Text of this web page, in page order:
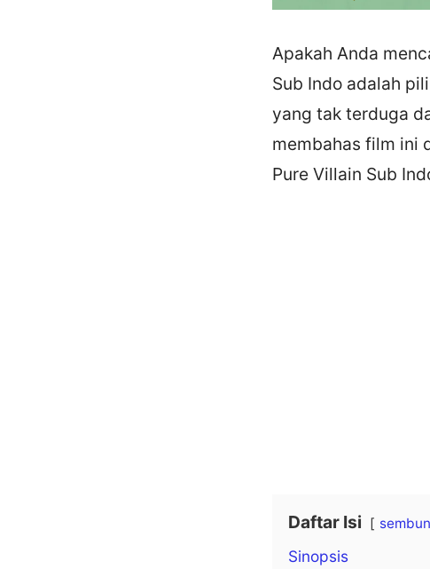
Apakah Anda
Sub Indo adalah
yang tak terduga
membahas film ini
Pure Villain Sub
Daftar Isi
Sinopsis